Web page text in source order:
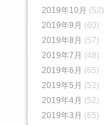
2019年10月 (52)
2019年9月 (60)
2019年8月 (57)
2019年7月 (48)
2019年6月 (65)
2019年5月 (52)
2019年4月 (52)
2019年3月 (65)